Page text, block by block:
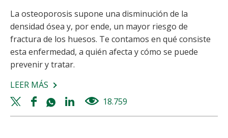
La osteoporosis supone una disminución de la
densidad ósea y, por ende, un mayor riesgo de
fractura de los huesos. Te contamos en qué consiste
esta enfermedad, a quién afecta y cómo se puede
prevenir y tratar.
LEER MÁS SOBRE
OSTEOPOROSIS:
UNA
Twitter
share
Facebook
share
Whatsapp
share
Linkedin
share
18.759